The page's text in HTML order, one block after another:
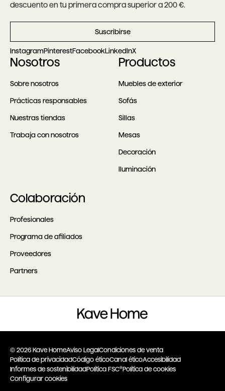
descuento en tu primera compra superior a 200 €.
Suscribirse
InstagramPinterestFacebookLinkedInX
Nosotros
Sobre nosotros
Prácticas responsables
Nuestras tiendas
Trabaja con nosotros
Productos
Muebles de exterior
Sofás
Sillas
Mesas
Decoración
Iluminación
Colaboración
Profesionales
Programa de afiliados
Proveedores
Partners
© 2026 Kave HomeAviso LegalCondiciones de venta
Política de privacidadCódigo éticoCanal éticoAccesibilidad
Informes de sostenibilidadPolítica FSC®Política de cookies
Configurar cookies